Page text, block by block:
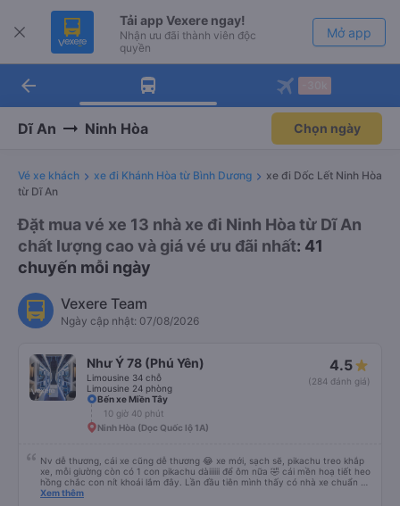
Tải app Vexere ngay!
Nhận ưu đãi thành viên độc
quyền
Mở app
Tải app Vexere
-30k/ghế khi đặt vé máy bay qua
Mở app
arrow_back
Dĩ An Ninh Hòa Chọn ngày
Vé xe khách xe đi Khánh Hòa từ Bình Dương
xe đi Dốc Lết Ninh Hòa
từ Dĩ An
Đặt mua vé xe 13 nhà xe đi Ninh Hòa từ Dĩ An
chất lượng cao và giá vé ưu đãi nhất: 41
chuyến mỗi ngày
Vexere Team
Ngày cập nhật: 07/08/2026
Như Ý 78 (Phú Yên)
Limousine 34 chỗ
Limousine 24 phòng
4.5
(284 đánh giá)
Bến xe Miền Tây
10 giờ 40 phút
Ninh Hòa (Dọc Quốc lộ 1A)
Nv dễ thương, cái xe cũng dễ thương 😂 xe mới, sạch sẽ, pikachu treo khắp
xe, mỗi giường còn có 1 con pikachu dàiiiiii để ôm nữa 🤣 cái mền hoạ tiết heo
hồng chắc con nít khoái lắm đây. Lần đầu tiên mình thấy có nhà xe chuẩn bị
cả bàn chải đánh răng. Có 2 ông bà cụ lên xe còn được nv dẫn tới tận nơi để
Xem thêm